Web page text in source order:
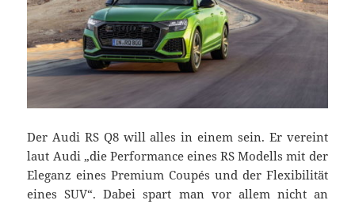
Der Audi RS Q8 will alles in einem sein. Er vereint
laut Audi „die Performance eines RS Modells mit der
Eleganz eines Premium Coupés und der Flexibilität
eines SUV“. Dabei spart man vor allem nicht an